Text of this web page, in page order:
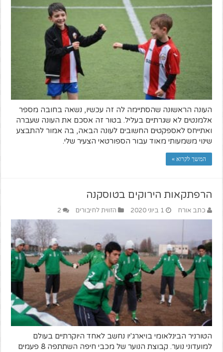
העונה הראשונה שהסתיימה לה זה עכשיו, נשאה בחובה מספר
אלמנטים לא שגרתיים בעליל. בטור זה אסכם את העונה שעברה
ואתייחס לאספקטים החשובים לעונה הבאה, בה אמור להתבצע
שינוי משמעותי מאוד עבור הספורטאי הצעיר שלי.
המשך לקרוא »
הרפתקאות הירוקים בטוסקנה
כתב אורח 1 ביוני 2020 הזווית לחיבורים 2
הטורניר הבינלאומי בויארג'יו נחשב לאחד היוקרתיים בעולם
למועדוני נוער. קבוצת הנוער של מכבי חיפה השתתפה 8 פעמים